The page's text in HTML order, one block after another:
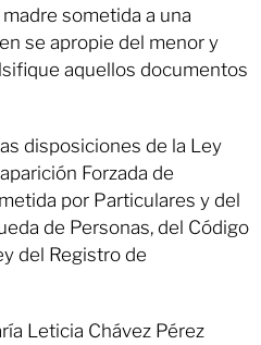
sometida a una
se apropie del menor y
aquellos documentos
disposiciones de la Ley
Forzada de
por Particulares y del
de Personas, del Código
del Registro de
Leticia Chávez Pérez